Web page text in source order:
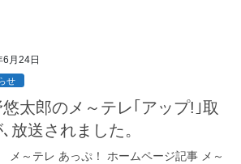
6月24日
せ
太郎のメ～テレ｢アップ!｣取
放送されました。
～テレ あっぷ！ ホームページ記事 メ～